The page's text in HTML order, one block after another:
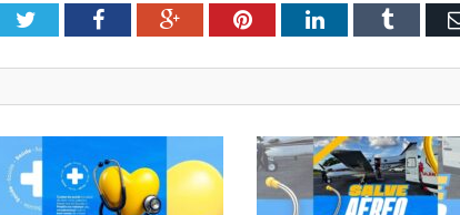
TwitterFacebookGoogle+PinterestLinkedInTumblr